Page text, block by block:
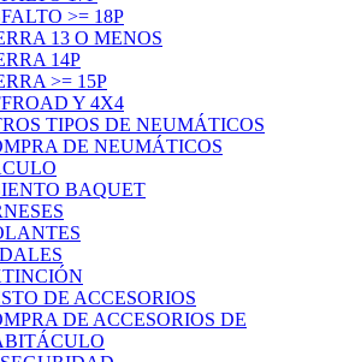
>= 18P
13 O MENOS
14P
>= 15P
Y 4X4
TIPOS DE NEUMÁTICOS
DE NEUMÁTICOS
BAQUET
DE ACCESORIOS
DE ACCESORIOS DE